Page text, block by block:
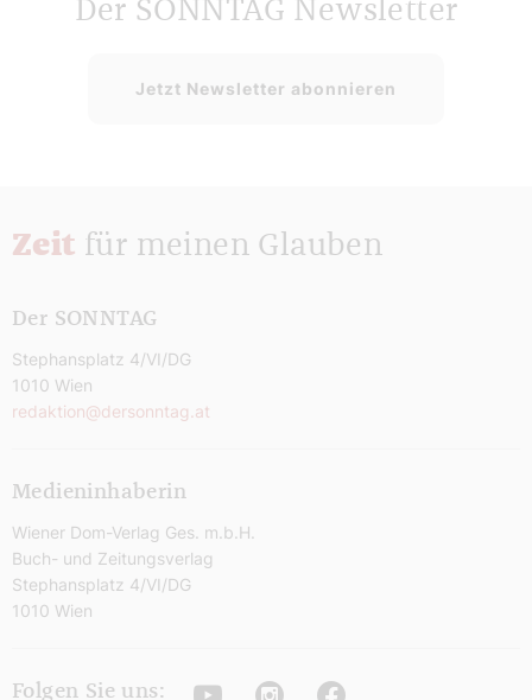
Der SONNTAG Newsletter
Jetzt Newsletter abonnieren
Zeit für meinen Glauben
Der SONNTAG
Stephansplatz 4/VI/DG
1010 Wien
redaktion@dersonntag.at
Medieninhaberin
Wiener Dom-Verlag Ges. m.b.H.
Buch- und Zeitungsverlag
Stephansplatz 4/VI/DG
1010 Wien
Folgen Sie uns: